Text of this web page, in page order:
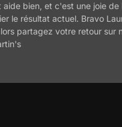
bien, et c'est une joie de
le résultat actuel. Bravo
partagez votre retour sur